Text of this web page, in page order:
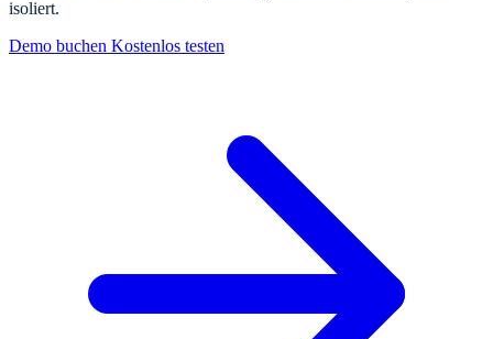
isoliert.
Demo buchen Kostenlos testen